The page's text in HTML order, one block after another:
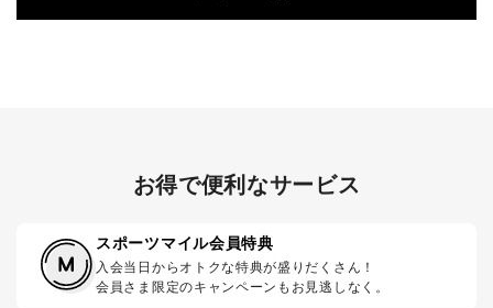
お得で便利なサービス
スポーツマイル会員特典
入会当日からオトクな特典が盛りだくさん！
会員さま限定のキャンペーンもお見逃しなく。